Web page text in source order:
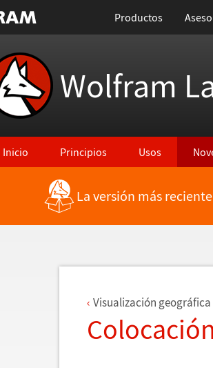
Productos
Wolfram
Inicio Principios Usos
Regresar a Características más recientes
La versión más
Visualización geográ
Colocació